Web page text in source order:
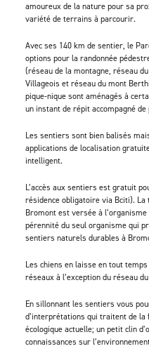
amoureux de la nature pour sa
variété de terrains à parcourir.
Avec ses 140 km de sentier, le
options pour la randonnée
(réseau de la montagne, réseau
Villageois et réseau du mont
pique-nique sont aménagés à
un instant de répit accompagné
Les sentiers sont bien balisés
applications de localisation
intelligent.
L’accès aux sentiers est gratuit
résidence obligatoire via Bciti).
Bromont est versée à
pérennité du seul organisme qui
sentiers naturels durables à
Les chiens en laisse en tout
réseaux à l’exception du réseau
En sillonnant les sentiers vous
d’interprétations qui traitent de la
écologique actuelle; un petit clin
connaissances sur